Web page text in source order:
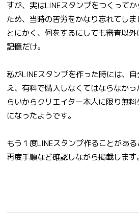
すが、実はLINEスタンプをつくって
ため、当時の苦労をかなり忘れてしま
とにかく、何をするにしても審査以
記憶だけ。
私がLINEスタンプを作った時には、
え、有料で購入しなくてはならなか
らいからクリエイター本人に限り無
になったようです。
もう１度LINEスタンプ作ることがあ
再度手順など確認しながら掲載します。